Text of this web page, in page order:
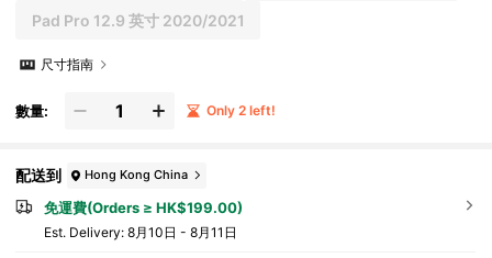
Pad Pro 12.9 英寸 2020/2021
尺寸指南
數量: Only 2 left!
配送到 Hong Kong China
免運費(Orders ≥ HK$199.00)
​Est. Delivery: 8月10日 - 8月11日